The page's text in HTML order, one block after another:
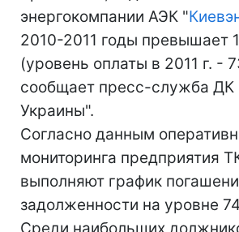
энергокомпании АЭК "
2010-2011 годы превышает
(уровень оплаты в 2011 г. -
сообщает пресс-служба ДК
Украины".
Согласно данным
мониторинга предприятия
выполняют график
задолженности на уровне